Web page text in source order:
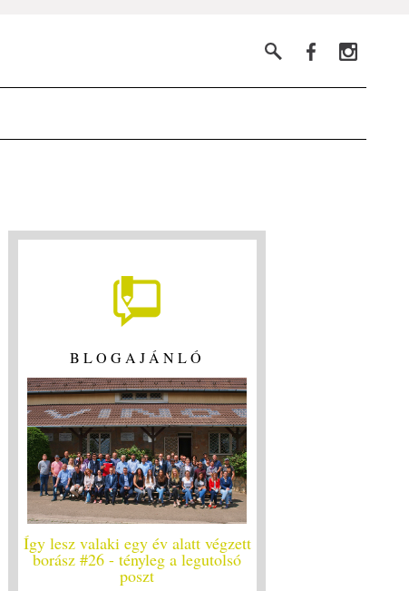
BLOGAJÁNLÓ
Így lesz valaki egy év alatt végzett
borász #26 - tényleg a legutolsó
poszt
Így lesz valaki egy év